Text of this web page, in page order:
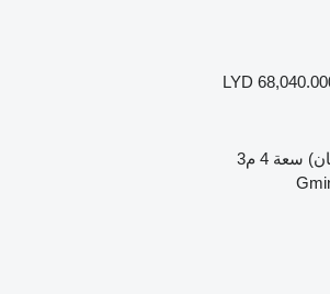
LYD
سعة 4 م3